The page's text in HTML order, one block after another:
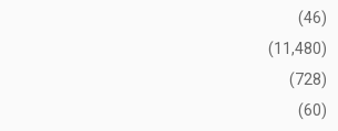
(46)
(11,480)
(728)
(60)